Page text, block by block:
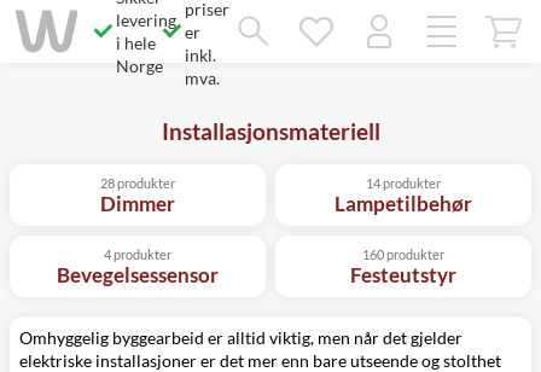
levering
i hele
Norge
priser
er
inkl.
mva.
Installasjonsmateriell
Dimmer
28 produkter
Lampetilbehør
14 produkter
Bevegelsessensor
4 produkter
Festeutstyr
160 produkter
Omhyggelig byggearbeid er alltid viktig, men når det gjelder
elektriske installasjoner er det mer enn bare utseende og stolthet
Savner du chatten?
Rett samtykke!